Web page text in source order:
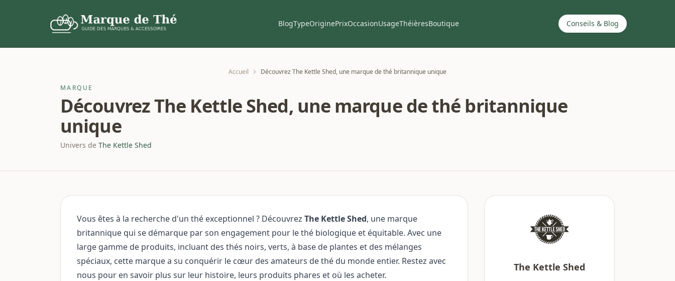
BlogTypeOriginePrixOccasionUsageThéièresBoutique Conseils & Blog
Accueil
Découvrez The Kettle Shed, une marque de thé britannique unique
MARQUE
Découvrez The Kettle Shed, une marque de thé britannique
unique
Univers de The Kettle Shed
Vous êtes à la recherche d'un thé exceptionnel ? Découvrez The Kettle Shed, une marque
britannique qui se démarque par son engagement pour le thé biologique et équitable. Avec une
large gamme de produits, incluant des thés noirs, verts, à base de plantes et des mélanges
spéciaux, cette marque a su conquérir le cœur des amateurs de thé du monde entier. Restez avec
nous pour en savoir plus sur leur histoire, leurs produits phares et où les acheter.
The Kettle Shed